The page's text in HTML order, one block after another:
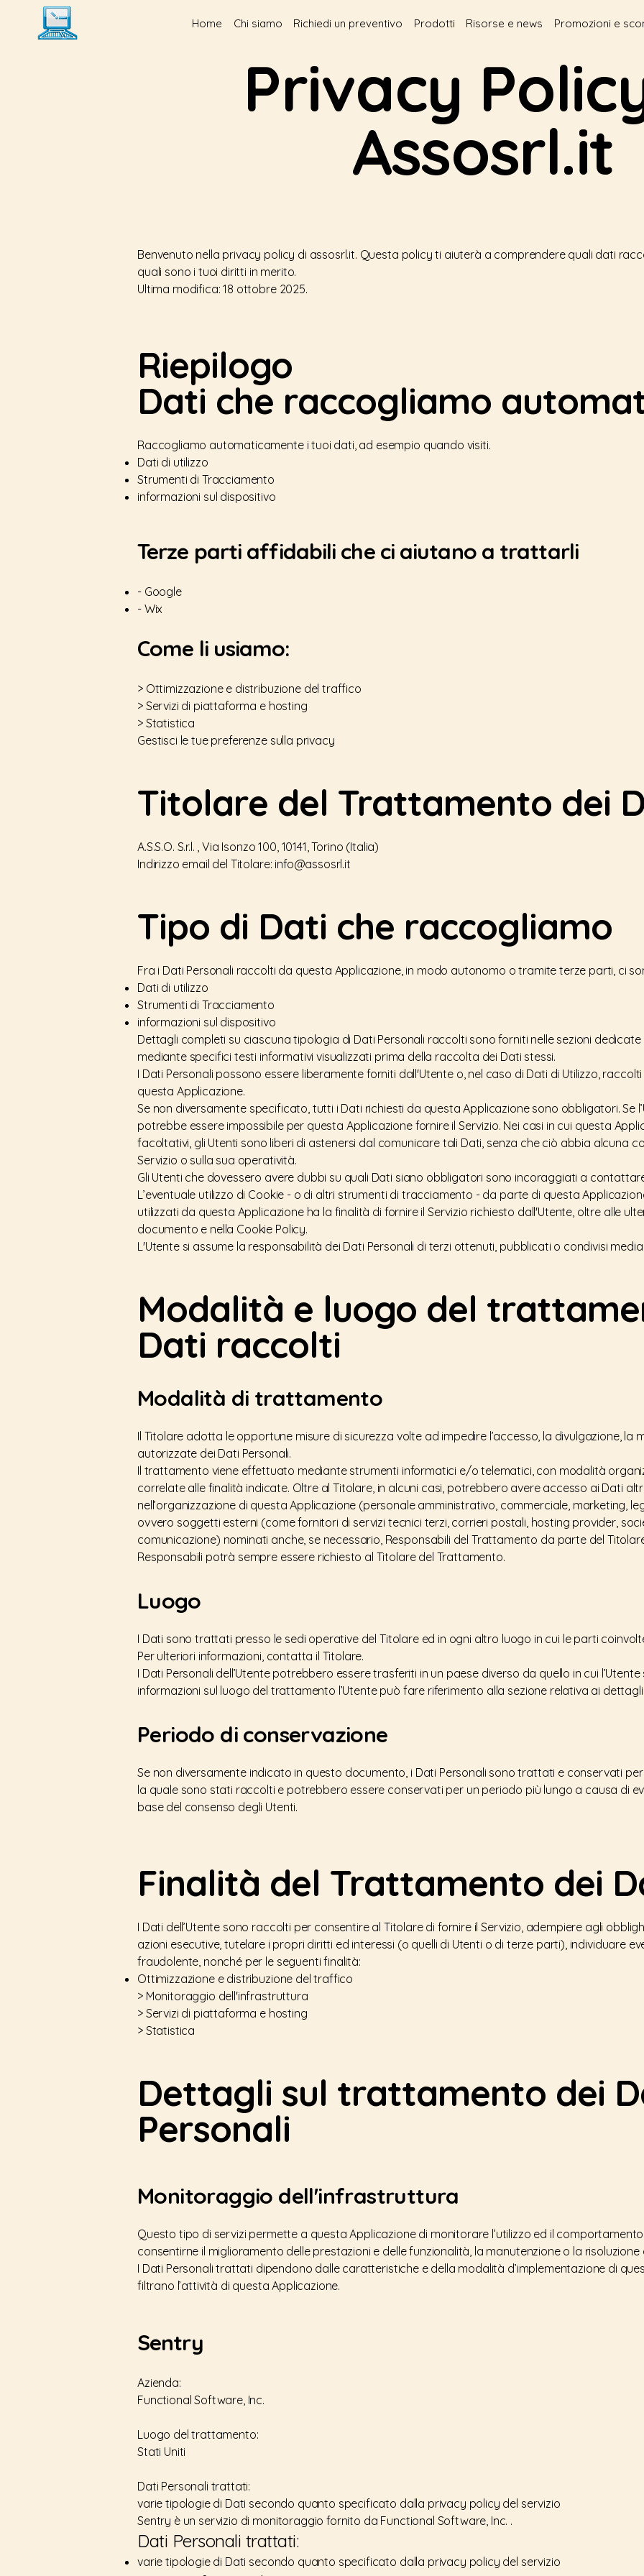
Home Chi siamo Richiedi un preventivo Prodotti Risorse e news Promozioni e
Privacy
Assosrl.it
Benvenuto nella privacy policy di assosrl.it. Questa policy ti aiuterà a comprendere quali dati
quali sono i tuoi diritti in merito.
Ultima modifica: 18 ottobre 2025.
Riepilogo
Dati che raccogliamo
Raccogliamo automaticamente i tuoi dati, ad esempio quando visiti.
Dati di utilizzo
Strumenti di Tracciamento
informazioni sul dispositivo
Terze parti affidabili che ci aiutano a trattarli
- Google
- Wix
Come li usiamo:
> Ottimizzazione e distribuzione del traffico
> Servizi di piattaforma e hosting
> Statistica
Gestisci le tue preferenze sulla privacy
Titolare del Trattamento dei
A.S.S.O. S.r.l. , Via Isonzo 100, 10141, Torino (Italia)
Indirizzo email del Titolare: info@assosrl.it
Tipo di Dati che raccogliamo
Fra i Dati Personali raccolti da questa Applicazione, in modo autonomo o tramite terze parti, ci
Dati di utilizzo
Strumenti di Tracciamento
informazioni sul dispositivo
Dettagli completi su ciascuna tipologia di Dati Personali raccolti sono forniti nelle sezioni
mediante specifici testi informativi visualizzati prima della raccolta dei Dati stessi.
I Dati Personali possono essere liberamente forniti dall'Utente o, nel caso di Dati di Utilizzo,
questa Applicazione.
Se non diversamente specificato, tutti i Dati richiesti da questa Applicazione sono obbligatori. Se
potrebbe essere impossibile per questa Applicazione fornire il Servizio. Nei casi in cui questa
facoltativi, gli Utenti sono liberi di astenersi dal comunicare tali Dati, senza che ciò abbia alcuna
Servizio o sulla sua operatività.
Gli Utenti che dovessero avere dubbi su quali Dati siano obbligatori sono incoraggiati a
L’eventuale utilizzo di Cookie - o di altri strumenti di tracciamento - da parte di questa
utilizzati da questa Applicazione ha la finalità di fornire il Servizio richiesto dall'Utente, oltre alle
documento e nella Cookie Policy.
L'Utente si assume la responsabilità dei Dati Personali di terzi ottenuti, pubblicati o condivisi
Modalità e luogo del
Dati raccolti
Modalità di trattamento
Il Titolare adotta le opportune misure di sicurezza volte ad impedire l’accesso, la divulgazione, la
autorizzate dei Dati Personali.
Il trattamento viene effettuato mediante strumenti informatici e/o telematici, con modalità
correlate alle finalità indicate. Oltre al Titolare, in alcuni casi, potrebbero avere accesso ai Dati
nell’organizzazione di questa Applicazione (personale amministrativo, commerciale, marketing,
ovvero soggetti esterni (come fornitori di servizi tecnici terzi, corrieri postali, hosting provider,
comunicazione) nominati anche, se necessario, Responsabili del Trattamento da parte del
Responsabili potrà sempre essere richiesto al Titolare del Trattamento.
Luogo
I Dati sono trattati presso le sedi operative del Titolare ed in ogni altro luogo in cui le parti
Per ulteriori informazioni, contatta il Titolare.
I Dati Personali dell’Utente potrebbero essere trasferiti in un paese diverso da quello in cui
informazioni sul luogo del trattamento l’Utente può fare riferimento alla sezione relativa ai
Periodo di conservazione
Se non diversamente indicato in questo documento, i Dati Personali sono trattati e conservati
la quale sono stati raccolti e potrebbero essere conservati per un periodo più lungo a causa di
base del consenso degli Utenti.
Finalità del Trattamento dei
I Dati dell’Utente sono raccolti per consentire al Titolare di fornire il Servizio, adempiere agli
azioni esecutive, tutelare i propri diritti ed interessi (o quelli di Utenti o di terze parti), individuare
fraudolente, nonché per le seguenti finalità:
Ottimizzazione e distribuzione del traffico
> Monitoraggio dell'infrastruttura
> Servizi di piattaforma e hosting
> Statistica
Dettagli sul trattamento dei
Personali
Monitoraggio dell'infrastruttura
Questo tipo di servizi permette a questa Applicazione di monitorare l’utilizzo ed il
consentirne il miglioramento delle prestazioni e delle funzionalità, la manutenzione o la risoluzione
I Dati Personali trattati dipendono dalle caratteristiche e della modalità d’implementazione di
filtrano l’attività di questa Applicazione.
Sentry
Azienda:
Functional Software, Inc.
Luogo del trattamento:
Stati Uniti
Dati Personali trattati:
varie tipologie di Dati secondo quanto specificato dalla privacy policy del servizio
Sentry è un servizio di monitoraggio fornito da Functional Software, Inc. .
Dati Personali trattati:
varie tipologie di Dati secondo quanto specificato dalla privacy policy del servizio